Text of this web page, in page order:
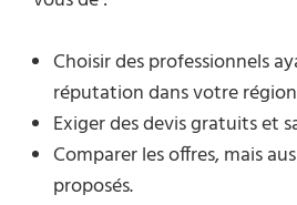
Choisir des professionnels
réputation dans votre
Exiger des devis gratuits et
Comparer les offres, mais
proposés.